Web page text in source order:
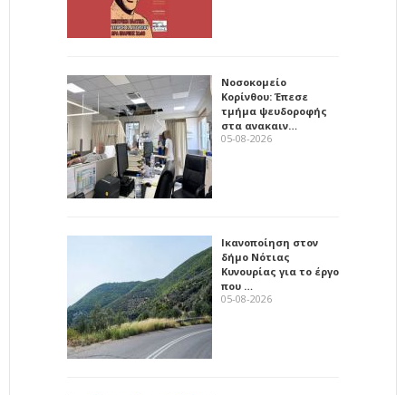
Νοσοκομείο
Κορίνθου: Έπεσε
τμήμα ψευδοροφής
στα ανακαιν…
05-08-2026
Ικανοποίηση στον
δήμο Νότιας
Κυνουρίας για το έργο
που …
05-08-2026